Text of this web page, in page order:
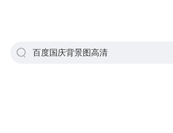
百度国庆背景图高清